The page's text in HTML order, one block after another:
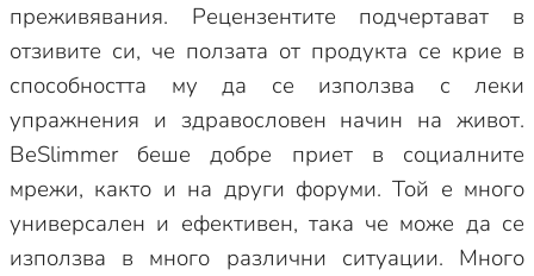
преживявания. Рецензентите подчертават в
отзивите си, че ползата от продукта се крие в
способността му да се използва с леки
упражнения и здравословен начин на живот.
BeSlimmer беше добре приет в социалните
мрежи, както и на други форуми. Той е много
универсален и ефективен, така че може да се
използва в много различни ситуации. Много